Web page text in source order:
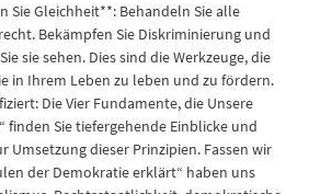
Sie Gleichheit**: Behandeln Sie alle
Bekämpfen Sie Diskriminierung und
sie sehen. Dies sind die Werkzeuge, die
in Ihrem Leben zu leben und zu fördern.
Die Vier Fundamente, die Unsere
finden Sie tiefergehende Einblicke und
Umsetzung dieser Prinzipien. Fassen wir
der Demokratie erklärt“ haben uns